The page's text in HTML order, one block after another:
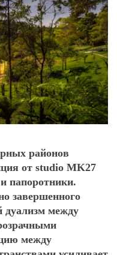
районов
от studio MK27
папоротники.
завершенного
дуализм между
между